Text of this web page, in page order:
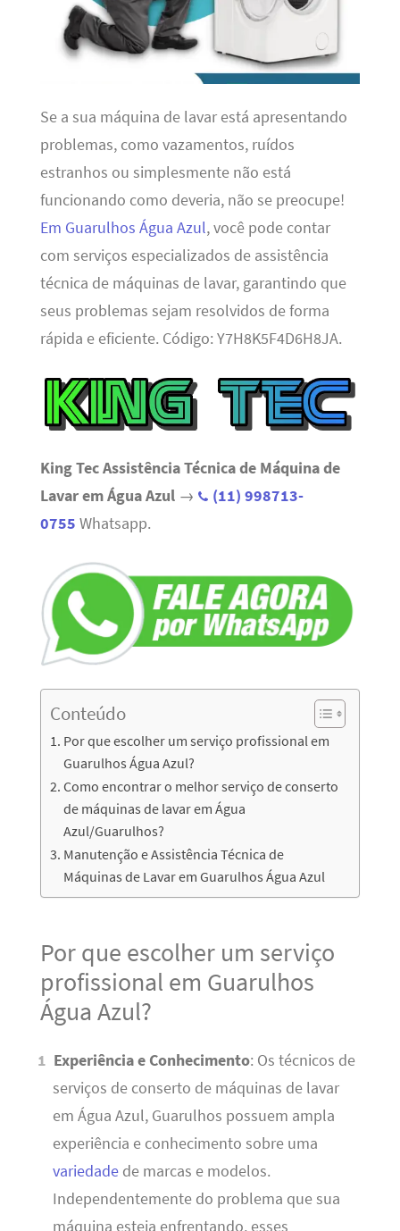
Se a sua máquina de lavar está apresentando
problemas, como vazamentos, ruídos
estranhos ou simplesmente não está
funcionando como deveria, não se preocupe!
Em Guarulhos Água Azul, você pode contar
com serviços especializados de assistência
técnica de máquinas de lavar, garantindo que
seus problemas sejam resolvidos de forma
rápida e eficiente. Código: Y7H8K5F4D6H8JA.
King Tec Assistência Técnica de Máquina de
Lavar em Água Azul→
(11) 998713-
0755 Whatsapp.
Conteúdo
Por que escolher um serviço profissional em
Guarulhos Água Azul?
Como encontrar o melhor serviço de conserto
de máquinas de lavar em Água
Azul/Guarulhos?
Manutenção e Assistência Técnica de
Máquinas de Lavar em Guarulhos Água Azul
Por que escolher um serviço
profissional em Guarulhos
Água Azul?
Experiência e Conhecimento: Os técnicos de
serviços de conserto de máquinas de lavar
em Água Azul, Guarulhos possuem ampla
experiência e conhecimento sobre uma
variedadede marcas e modelos.
Independentemente do problema que sua
máquina esteja enfrentando, esses